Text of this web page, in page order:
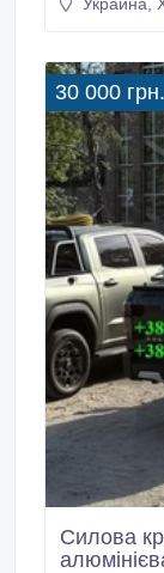
строго з
30 000 грн.
Силова